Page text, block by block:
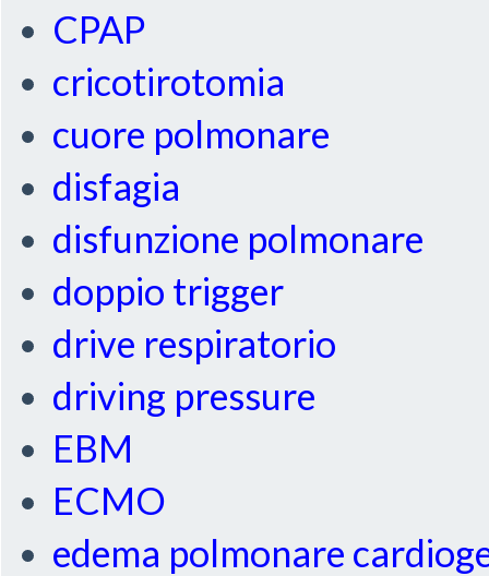
CPAP
cricotirotomia
cuore polmonare
disfagia
disfunzione polmonare
doppio trigger
drive respiratorio
driving pressure
EBM
ECMO
edema polmonare